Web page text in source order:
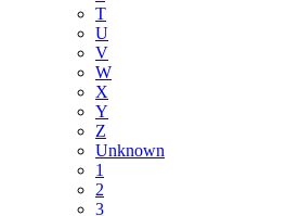
T
U
V
W
X
Y
Z
Unknown
1
2
3